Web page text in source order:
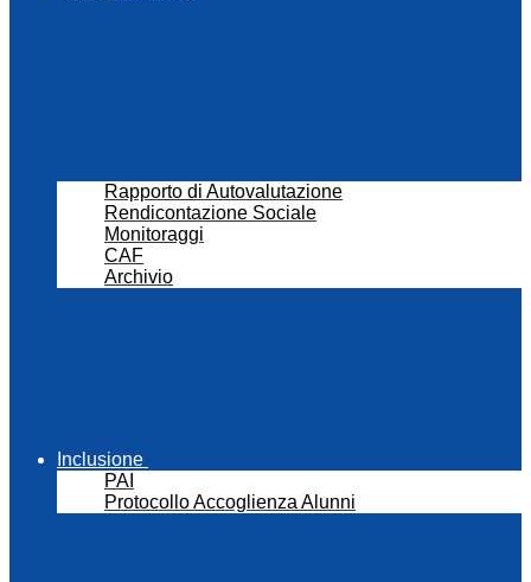
Rapporto di Autovalutazione
Rendicontazione Sociale
Monitoraggi
CAF
Archivio
Inclusione
PAI
Protocollo Accoglienza Alunni